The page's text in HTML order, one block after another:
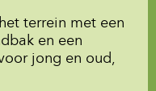
terrein met een
en een
jong en oud,